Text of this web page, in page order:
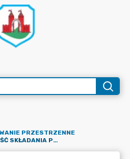
PRZESTRZENNE
INFORMACJA – MOŻLIWOŚĆ SKŁADANIA PISM DOTYCZĄCYCH AKTÓW PLANOWANIA PRZESTRZENNEGO